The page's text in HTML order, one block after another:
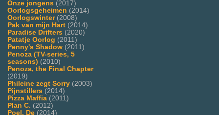
Onze jongens (2017)
Oorlogsgeheimen (2014)
Oorlogswinter(2008)
Pak van mijn Hart (2014)
Paradise Drifters (2020)
Patatje Oorlog (2011)
Penny's Shadow (2011)
Penoza (TV-series, 5
seasons) (2010)
Penoza, the Final Chapter
(2019)
Phileine zegt Sorry (2003)
Pijnstillers (2014)
Pizza Maffia (2011)
Plan C. (2012)
Poel, De (2014)